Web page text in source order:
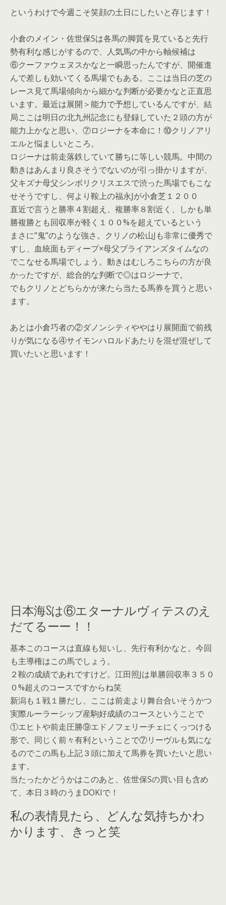
というわけで今週こそ笑顔の土日にしたいと存じます！
小倉のメイン・佐世保Sは各馬の脚質を見ていると先行
勢有利な感じがするので、人気馬の中から軸候補は
⑥クーファウェヌスかなと一瞬思ったんですが、開催進
んで差しも効いてくる馬場でもある。ここは当日の芝の
レース見て馬場傾向から細かな判断が必要かなと正直思
います。最近は展開＞能力で予想しているんですが、結
局ここは明日の北九州記念にも登録していた２頭の方が
能力上かなと思い、⑦ロジーナを本命に！⑩クリノアリ
エルと悩ましいところ。
ロジーナは前走落鉄していて勝ちに等しい競馬。中間の
動きはあんまり良さそうでないのが引っ掛かりますが、
父キズナ母父シンボリクリスエスで渋った馬場でもこな
せそうですし、何より鞍上の福永Jが小倉芝１２００
直近で言うと勝率４割超え、複勝率８割近く、しかも単
勝複勝とも回収率が軽く１００%を超えているという
まさに”鬼”のような強さ。クリノの松山Jも非常に優秀で
すし、血統面もディープ×母父ブライアンズタイムなの
でこなせる馬場でしょう。動きはむしろこちらの方が良
かったですが、総合的な判断で◎はロジーナで。
でもクリノとどちらかが来たら当たる馬券を買うと思い
ます。
あとは小倉巧者の②ダノンシティややはり展開面で前残
りが気になる④サイモンハロルドあたりを混ぜ混ぜして
買いたいと思います！
日本海Sは⑥エターナルヴィテスのえ
だてるーー！！
基本このコースは直線も短いし、先行有利かなと。今回
も主導権はこの馬でしょう。
２鞍の成績であれですけど。江田照Jは単勝回収率３５０
０%超えのコースですからね笑
新潟も１戦１勝だし、ここは前走より舞台合いそうかつ
実際ルーラーシップ産駒好成績のコースということで
①エヒトや前走圧勝⑨エドノフェリーチェにくっつける
形で。同じく前々有利ということで⑦リーヴルも気にな
るのでこの馬も上記３頭に加えて馬券を買いたいと思い
ます。
当たったかどうかはこのあと、佐世保Sの買い目も含め
て、本日３時のうまDOKIで！
私の表情見たら、どんな気持ちかわ
かります、きっと笑